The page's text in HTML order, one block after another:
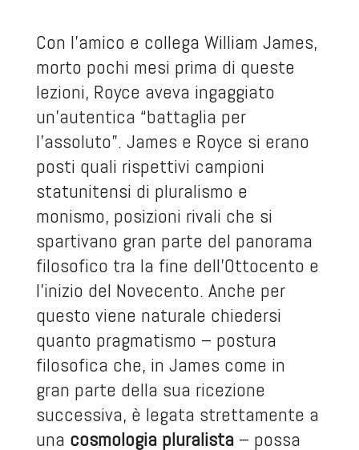
Con l’amico e collega William James,
morto pochi mesi prima di queste
lezioni, Royce aveva ingaggiato
un’autentica “battaglia per
l’assoluto”. James e Royce si erano
posti quali rispettivi campioni
statunitensi di pluralismo e
monismo, posizioni rivali che si
spartivano gran parte del panorama
filosofico tra la fine dell’Ottocento e
l’inizio del Novecento. Anche per
questo viene naturale chiedersi
quanto pragmatismo – postura
filosofica che, in James come in
gran parte della sua ricezione
successiva, è legata strettamente a
una cosmologia pluralista– possa